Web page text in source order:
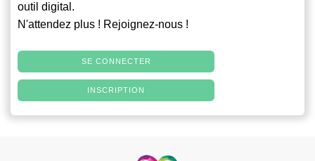
outil digital.
N'attendez plus ! Rejoignez-nous !
SE CONNECTER
INSCRIPTION